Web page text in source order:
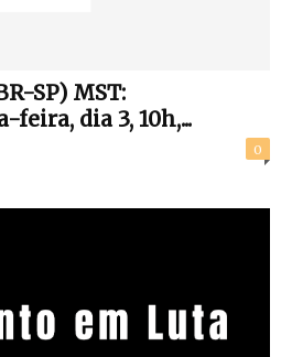
SP) MST:
dia 3, 10h,...
0